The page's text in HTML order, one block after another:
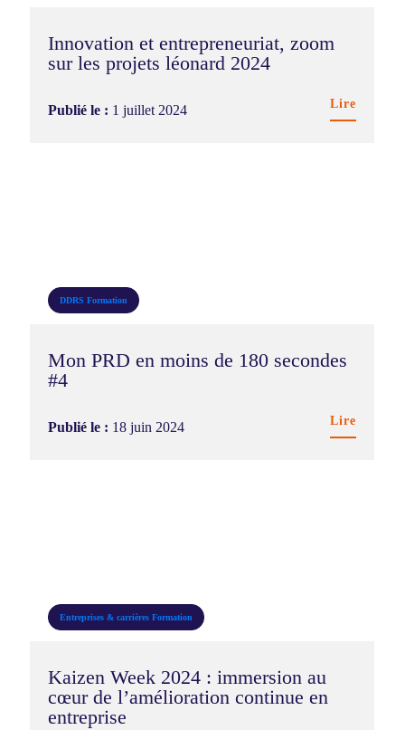
Innovation et entrepreneuriat, zoom
sur les projets léonard 2024
Publié le : 1 juillet 2024 Lire
DDRS Formation
Mon PRD en moins de 180 secondes
#4
Publié le : 18 juin 2024 Lire
Entreprises & carrières Formation
Kaizen Week 2024 : immersion au
cœur de l’amélioration continue en
entreprise